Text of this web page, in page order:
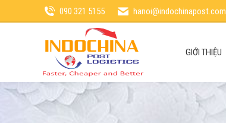
090 321 5155 hanoi@indochinapost.com
GIỚI THIỆU